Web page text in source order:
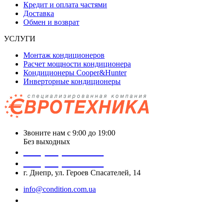
Кредит и оплата частями
Доставка
Обмен и возврат
УСЛУГИ
Монтаж кондиционеров
Расчет мощности кондиционера
Кондиционеры Cooper&Hunter
Инверторные кондиционеры
Звоните нам с 9:00 до 19:00
Без выходных
г. Днепр, ул. Героев Спасателей, 14
info@condition.com.ua